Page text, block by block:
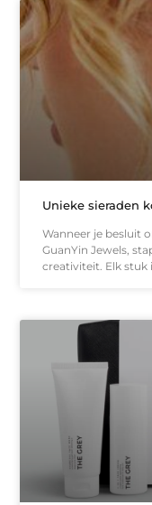
Unieke sieraden
Wanneer je besluit
GuanYin Jewels,
creativiteit. Elk stuk